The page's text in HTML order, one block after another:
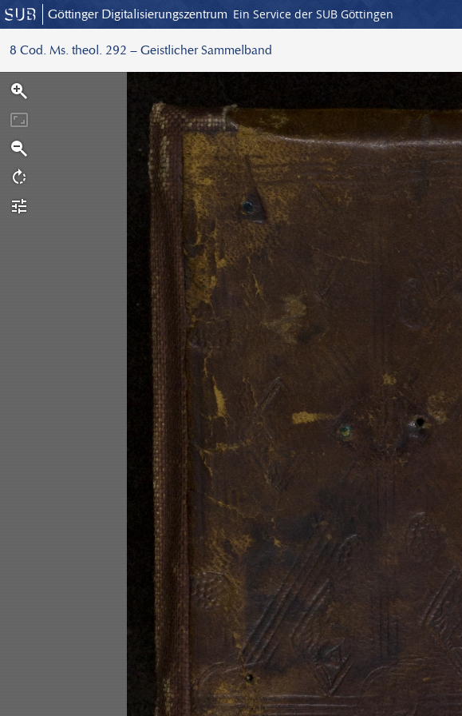
Göttinger Digitalisierungszentrum Ein Service der SUB Göttingen
8 Cod. Ms. theol. 292 – Geistlicher Sammelband